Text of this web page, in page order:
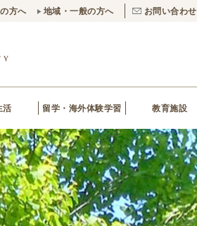
方へ 地域・一般の方へ お問い合わせ
活 留学・海外体験学習 教育施設